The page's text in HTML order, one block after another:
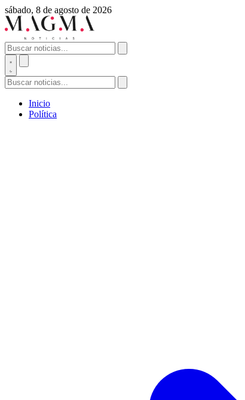
sábado, 8 de agosto de 2026
Inicio
Política